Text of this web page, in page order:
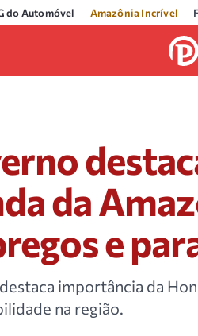
do Automóvel Amazônia Incrível
da
e
importância da
na região.